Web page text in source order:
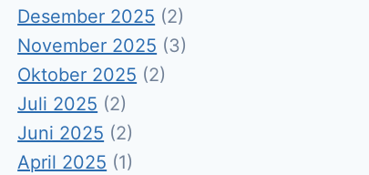
Desember 2025 (2)
November 2025 (3)
Oktober 2025 (2)
Juli 2025 (2)
Juni 2025 (2)
April 2025 (1)